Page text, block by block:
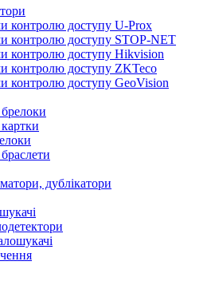
контролю доступу U-Prox
контролю доступу STOP-NET
контролю доступу Hikvision
контролю доступу ZKTeco
контролю доступу GeoVision
брелоки
дублікатори